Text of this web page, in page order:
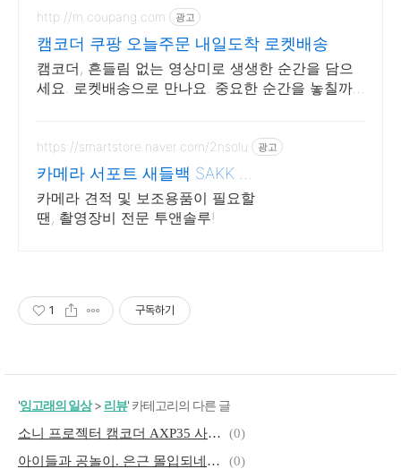
http://m.coupang.com 광고
캠코더 쿠팡 오늘주문 내일도착 로켓배송
캠코더, 흔들림 없는 영상미로 생생한 순간을 담으
세요. 로켓배송으로 만나요. 중요한 순간을 놓칠까
https://smartstore.naver.com/2nsolu 광고
카메라 서포트 새들백 SAKK 한
국 온라인스토어
카메라 견적 및 보조용품이 필요할
땐, 촬영장비 전문 투앤솔루!
1 구독하기
'잉고래의 일상> 리뷰' 카테고리의 다른 글
소니 프로젝터 캠코더 AXP35 사용기
(0)
아이들과 공놀이. 은근 몰입되네~ 소니 axp35
(0)